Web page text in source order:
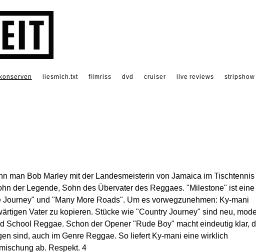
konserven liesmich.txt filmriss dvd cruiser live reviews stripshow
man Bob Marley mit der Landesmeisterin von Jamaica im Tischtennis
der Legende, Sohn des Übervater des Reggaes. "Milestone" ist eine
und "Many More Roads". Um es vorwegzunehmen: Ky-mani
Vater zu kopieren. Stücke wie "Country Journey" sind neu,
School Reggae. Schon der Opener "Rude Boy" macht eindeutig klar,
sind, auch im Genre Reggae. So liefert Ky-mani eine wirklich
ab. Respekt. 4